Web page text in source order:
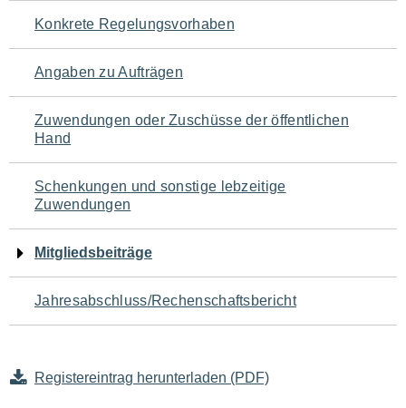
Seiteninhalt
Konkrete Regelungsvorhaben
Angaben zu Aufträgen
Zuwendungen oder Zuschüsse der öffentlichen
Hand
Schenkungen und sonstige lebzeitige
Zuwendungen
Mitgliedsbeiträge
Jahresabschluss/Rechenschaftsbericht
Registereintrag herunterladen (PDF)